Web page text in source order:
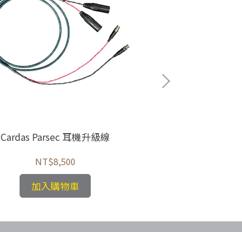
Cardas Parsec 耳機升級線
NT$8,500
加入購物車